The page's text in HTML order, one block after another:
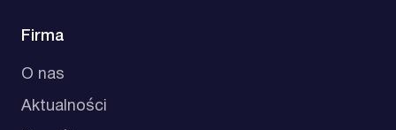
Firma
O nas
Aktualności